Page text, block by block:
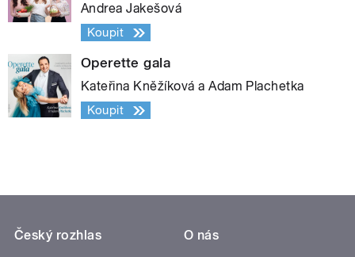
Andrea Jakešová
Koupit
Operette gala
Kateřina Kněžíková a Adam Plachetka
Koupit
Český rozhlas
O nás